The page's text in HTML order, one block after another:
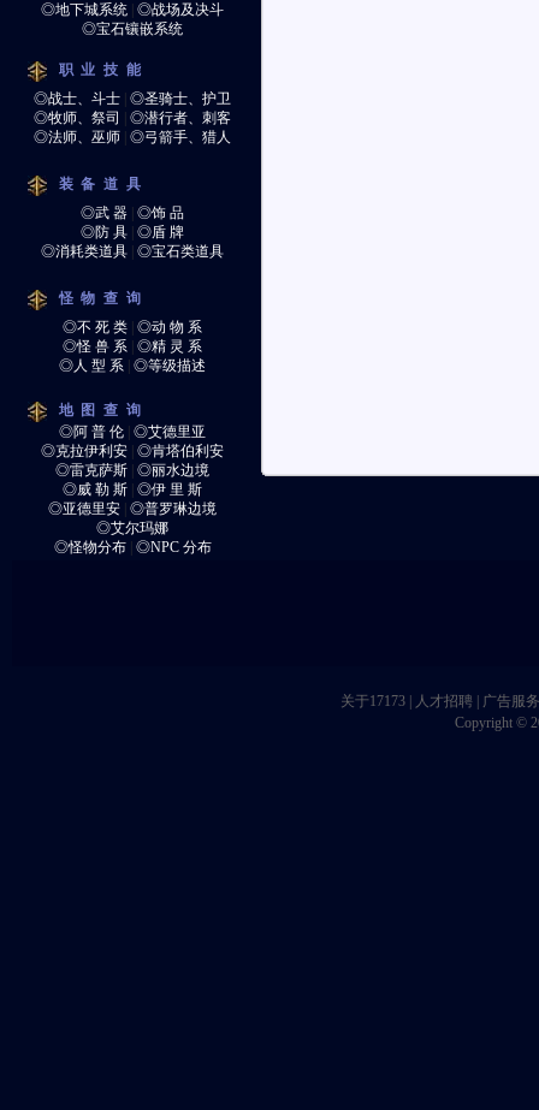
◎地下城系统 |◎战场及决斗
◎宝石镶嵌系统
职业技能
◎战士、斗士 |◎圣骑士、护卫
◎牧师、祭司
|◎潜行者、刺客
◎法师、巫师 |◎弓箭手、猎人
装备道具
◎武 器 |◎饰 品
◎防 具 |◎盾 牌
◎消耗类道具 |◎宝石类道具
怪物查询
◎不 死 类 |◎动 物 系
◎怪 兽 系 |◎精 灵 系
◎人 型 系 |◎等级描述
地图查询
◎阿 普 伦 |◎艾德里亚
◎克拉伊利安 |◎肯塔伯利安
◎雷克萨斯 |◎丽水边境
◎威 勒 斯 |◎伊 里 斯
◎亚德里安 |◎普罗琳边境
◎艾尔玛娜
◎怪物分布 ◎NPC 分布
关于17173 人才招聘
广告服务
Copyright ©